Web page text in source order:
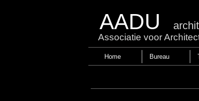
AADU
Associatie voor
Home Bureau